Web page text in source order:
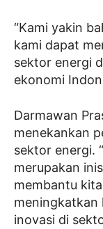
“Kami yakin
kami dapat
sektor energi
ekonomi
Darmawan
menekankan
sektor energi.
merupakan
membantu
meningkatkan
inovasi di